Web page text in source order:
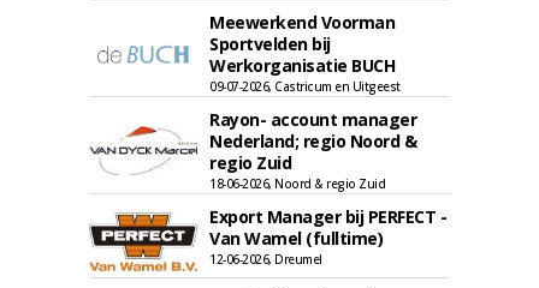
Meewerkend Voorman
Sportvelden bij
Werkorganisatie BUCH
09-07-2026, Castricum en Uitgeest
Rayon- account manager
Nederland; regio Noord &
regio Zuid
18-06-2026, Noord & regio Zuid
Export Manager bij PERFECT -
Van Wamel (fulltime)
12-06-2026, Dreumel